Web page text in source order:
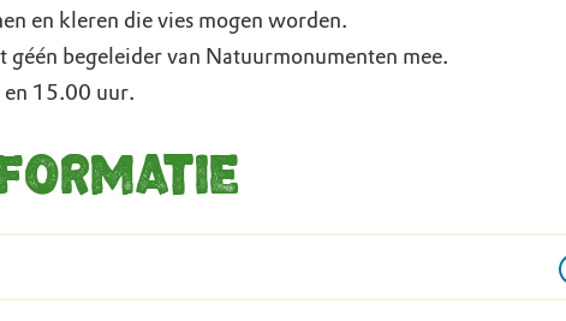
en kleren die vies mogen worden.
géén begeleider van Natuurmonumenten mee.
en 15.00 uur.